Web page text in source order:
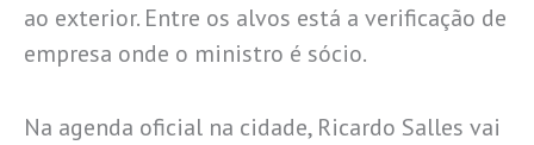
ao exterior. Entre os alvos está a verificação de
empresa onde o ministro é sócio.
Na agenda oficial na cidade, Ricardo Salles vai